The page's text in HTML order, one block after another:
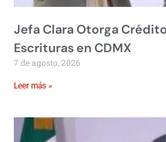
Jefa Clara Otorga
Escrituras en CDMX
7 de agosto, 2026
Leer más »